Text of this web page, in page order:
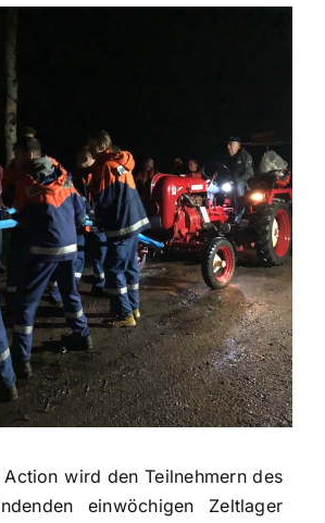
wird den Teilnehmern des
einwöchigen Zeltlager